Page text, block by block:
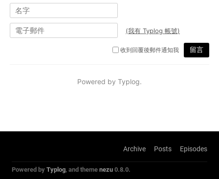
Archive Posts Episodes
Powered byTyplog, and themenezu0.8.0.